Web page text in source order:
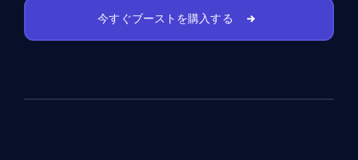
今すぐブーストを購入する